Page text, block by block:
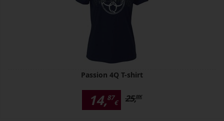
Passion 4Q T-shirt
14,87
€ 25,00€